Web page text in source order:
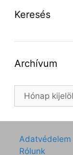
Keresés
Archívum
Archívum
Adatvédelem
Rólunk